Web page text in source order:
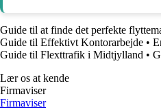
Guide til at finde det perfekte
Guide til Effektivt Kontorarbejde •
Guide til Flexttrafik i Midtjylland •
Lær os at kende
Firmaviser
Firmaviser